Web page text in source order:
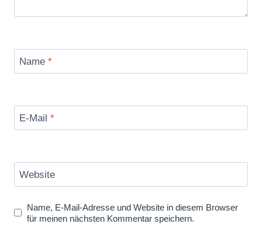
Name *
E-Mail *
Website
Name, E-Mail-Adresse und Website in diesem Browser
für meinen nächsten Kommentar speichern.